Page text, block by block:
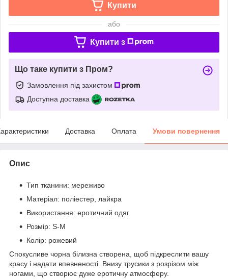
Купити
або
Купити з
Що таке купити з Пром?
Замовлення під захистом
Доступна доставка
Доставка Оплата Умови повернення
Опис
Тип тканини: мереживо
Матеріал: поліестер, лайкра
Використання: еротичний одяг
Розмір: S-М
Колір: рожевий
Спокусливе чорна білизна створена, щоб підкреслити вашу
красу і надати впевненості. Внизу трусики з розрізом між
ногами, що створює дуже еротичну атмосферу.